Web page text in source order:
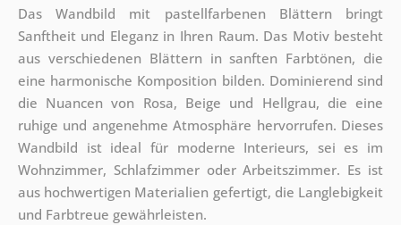
Das Wandbild mit pastellfarbenen Blättern bringt
Sanftheit und Eleganz in Ihren Raum. Das Motiv besteht
aus verschiedenen Blättern in sanften Farbtönen, die
eine harmonische Komposition bilden. Dominierend sind
die Nuancen von Rosa, Beige und Hellgrau, die eine
ruhige und angenehme Atmosphäre hervorrufen. Dieses
Wandbild ist ideal für moderne Interieurs, sei es im
Wohnzimmer, Schlafzimmer oder Arbeitszimmer. Es ist
aus hochwertigen Materialien gefertigt, die Langlebigkeit
und Farbtreue gewährleisten.